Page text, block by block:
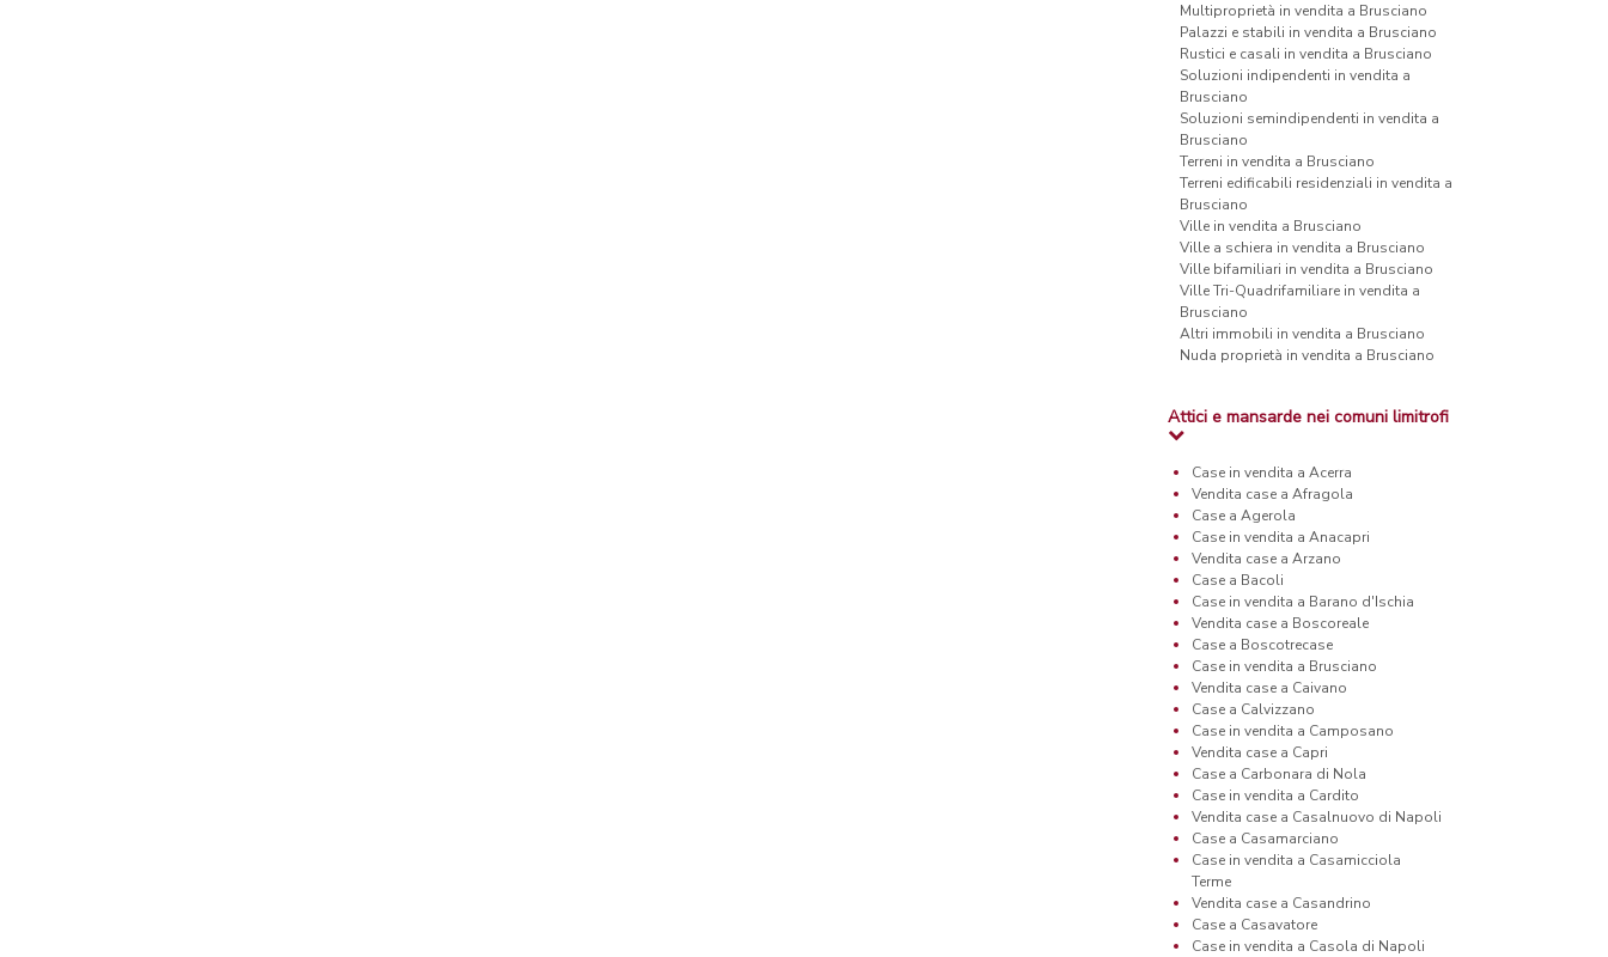
Multiproprietà in vendita a Brusciano
Palazzi e stabili in vendita a Brusciano
Rustici e casali in vendita a Brusciano
Soluzioni indipendenti in vendita a
Brusciano
Soluzioni semindipendenti in vendita a
Brusciano
Terreni in vendita a Brusciano
Terreni edificabili residenziali in vendita a
Brusciano
Ville in vendita a Brusciano
Ville a schiera in vendita a Brusciano
Ville bifamiliari in vendita a Brusciano
Ville Tri-Quadrifamiliare in vendita a
Brusciano
Altri immobili in vendita a Brusciano
Nuda proprietà in vendita a Brusciano
Attici e mansarde nei comuni limitrofi
Case in vendita a Acerra
Vendita case a Afragola
Case a Agerola
Case in vendita a Anacapri
Vendita case a Arzano
Case a Bacoli
Case in vendita a Barano d'Ischia
Vendita case a Boscoreale
Case a Boscotrecase
Case in vendita a Brusciano
Vendita case a Caivano
Case a Calvizzano
Case in vendita a Camposano
Vendita case a Capri
Case a Carbonara di Nola
Case in vendita a Cardito
Vendita case a Casalnuovo di Napoli
Case a Casamarciano
Case in vendita a Casamicciola
Terme
Vendita case a Casandrino
Case a Casavatore
Case in vendita a Casola di Napoli